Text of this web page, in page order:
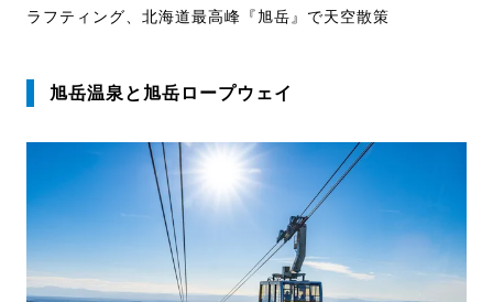
ラフティング、北海道最高峰『旭岳』で天空散策
旭岳温泉と旭岳ロープウェイ